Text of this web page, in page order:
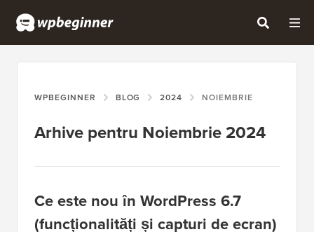
WPBEGINNER BLOG 2024 NOIEMBRIE
Arhive pentru Noiembrie 2024
Ce este nou în WordPress 6.7
(funcționalități și capturi de ecran)